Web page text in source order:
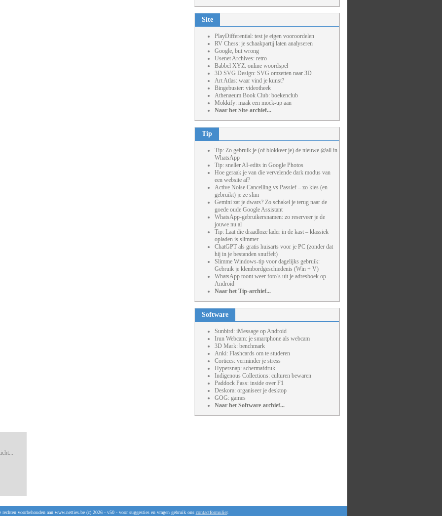
Site
PlayDifferential: test je eigen vooroordelen
RV Chess: je schaakpartij laten analyseren
Google, but wrong
Usenet Archives: retro
Babbel XYZ: online woordspel
3D SVG Design: SVG omzetten naar 3D
Art Atlas: waar vind je kunst?
Bingebuster: videotheek
Athenaeum Book Club: boekenclub
Mokkify: maak een mock-up aan
Naar het Site-archief...
Tip
Tip: Zo gebruik je (of blokkeer je) de nieuwe @all in
WhatsApp
Tip: sneller AI-edits in Google Photos
Hoe geraak je van die vervelende dark modus van
een website af?
Active Noise Cancelling vs Passief – zo kies (en
gebruikt) je ze slim
Gemini zat je dwars? Zo schakel je terug naar de
goede oude Google Assistant
WhatsApp-gebruikersnamen: zo reserveer je de
jouwe nu al
Tip: Laat die draadloze lader in de kast – klassiek
opladen is slimmer
ChatGPT als gratis huisarts voor je PC (zonder dat
hij in je bestanden snuffelt)
Slimme Windows-tip voor dagelijks gebruik:
Gebruik je klembordgeschiedenis (Win + V)
WhatsApp toont weer foto’s uit je adresboek op
Android
Naar het Tip-archief...
Software
Sunbird: iMessage op Android
Irun Webcam: je smartphone als webcam
3D Mark: benchmark
Anki: Flashcards om te studeren
Cortices: verminder je stress
Hypersnap: schermafdruk
Indigenous Collections: culturen bewaren
Paddock Pass: inside over F1
Deskora: organiseer je desktop
GOG: games
Naar het Software-archief...
rechten voorbehouden aan www.netties.be (c) 2026 - v50 - voor suggesties en vragen gebruik ons contactformulier.